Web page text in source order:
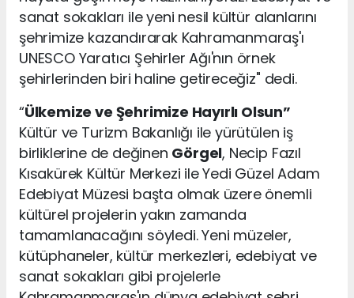
sanat sokakları ile yeni nesil kültür alanlarını
şehrimize kazandırarak Kahramanmaraş'ı
UNESCO Yaratıcı Şehirler Ağı'nın örnek
şehirlerinden biri haline getireceğiz" dedi.
“Ülkemize ve Şehrimize Hayırlı Olsun”
Kültür ve Turizm Bakanlığı ile yürütülen iş
birliklerine de değinen Görgel, Necip Fazıl
Kısakürek Kültür Merkezi ile Yedi Güzel Adam
Edebiyat Müzesi başta olmak üzere önemli
kültürel projelerin yakın zamanda
tamamlanacağını söyledi. Yeni müzeler,
kütüphaneler, kültür merkezleri, edebiyat ve
sanat sokakları gibi projelerle